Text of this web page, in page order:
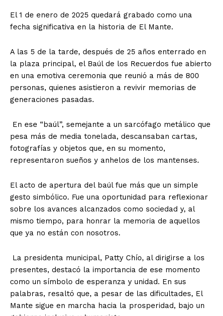
El 1 de enero de 2025 quedará grabado como una
fecha significativa en la historia de El Mante.
A las 5 de la tarde, después de 25 años enterrado en
la plaza principal, el Baúl de los Recuerdos fue abierto
en una emotiva ceremonia que reunió a más de 800
personas, quienes asistieron a revivir memorias de
generaciones pasadas.
En ese “baúl”, semejante a un sarcófago metálico que
pesa más de media tonelada, descansaban cartas,
fotografías y objetos que, en su momento,
representaron sueños y anhelos de los mantenses.
El acto de apertura del baúl fue más que un simple
gesto simbólico. Fue una oportunidad para reflexionar
sobre los avances alcanzados como sociedad y, al
mismo tiempo, para honrar la memoria de aquellos
que ya no están con nosotros.
La presidenta municipal, Patty Chío, al dirigirse a los
presentes, destacó la importancia de ese momento
como un símbolo de esperanza y unidad. En sus
palabras, resaltó que, a pesar de las dificultades, El
Mante sigue en marcha hacia la prosperidad, bajo un